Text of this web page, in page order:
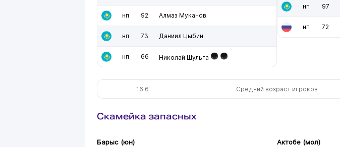
нп 92 Алмаз Муканов
нп 73 Даниил Цыбин
нп 66 Николай Шульга
нп 97
нп 72
16.6 Средний возраст игроков
Скамейка запасных
Барыс (юн) Актобе (мол)